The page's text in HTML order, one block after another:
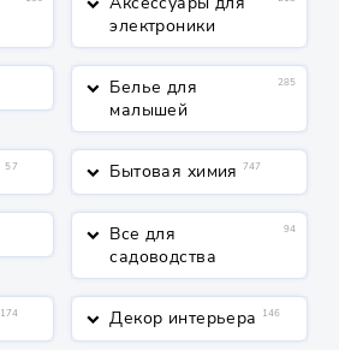
keyboard_arrow_down
электроники
keyboard_arrow_down Белье для
малышей
285
57 keyboard_arrow_down Бытовая химия 747
keyboard_arrow_down Все для
садоводства
94
174 keyboard_arrow_down Декор интерьера 146